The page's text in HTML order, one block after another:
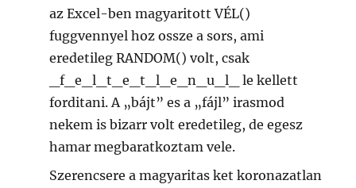
az Excel-ben magyaritott VÉL()
fuggvennyel hoz ossze a sors, ami
eredetileg RANDOM() volt, csak
_f_e_l_t_e_t_l_e_n_u_l_ le kellett
forditani. A „bájt” es a „fájl” irasmod
nekem is bizarr volt eredetileg, de egesz
hamar megbaratkoztam vele.
Szerencsere a magyaritas ket koronazatlan